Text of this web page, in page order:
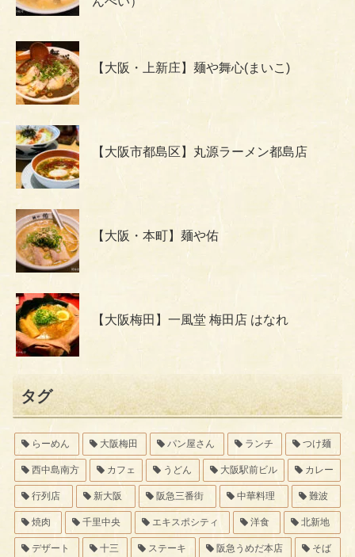
【大阪・上新庄】麺や舞心(まいこ)
【大阪市都島区】丸源ラーメン都島店
【大阪・本町】麺や佑
【大阪梅田】一風堂 梅田店 はなれ
タグ
らーめん 大阪梅田 パン屋さん ランチ つけ麺
西中島南方 カフェ うどん 大阪駅前ビル カレー
行列店 新大阪 阪急三番街 中華料理 難波
焼肉 千里中央 エキスポシティ 洋食 北新地
デザート 十三 ステーキ 阪急うめだ本店 そば